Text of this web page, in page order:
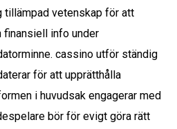
tillämpad vetenskap för att
finansiell info under
cassino utför ständig
för att upprätthålla
i huvudsak engagerar med
bör för evigt göra rätt